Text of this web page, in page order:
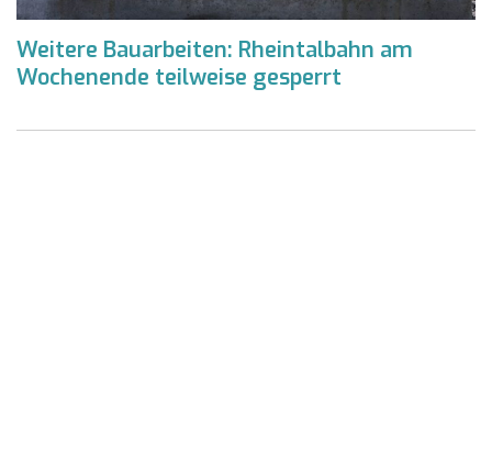
Weitere Bauarbeiten: Rheintalbahn am
Wochenende teilweise gesperrt